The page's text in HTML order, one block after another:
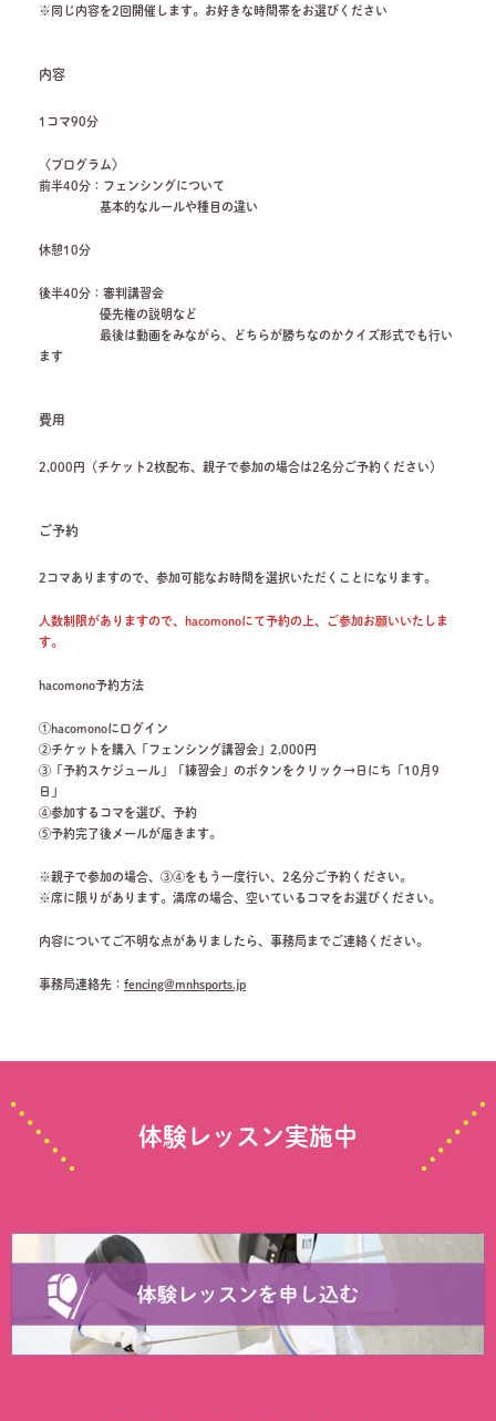
※同じ内容を2回開催します。お好きな時間帯をお選びください
内容
1コマ90分
〈プログラム〉
前半40分：フェンシングについて
基本的なルールや種目の違い
休憩10分
後半40分：審判講習会
優先権の説明など
最後は動画をみながら、どちらが勝ちなのかクイズ形式でも行い
ます
費用
2,000円（チケット2枚配布、親子で参加の場合は2名分ご予約ください）
ご予約
2コマありますので、参加可能なお時間を選択いただくことになります。
人数制限がありますので、hacomonoにて予約の上、ご参加お願いいたしま
す。
hacomono予約方法
①hacomonoにログイン
②チケットを購入「フェンシング講習会」2,000円
③「予約スケジュール」「練習会」のボタンをクリック→日にち「10月9
日」
④参加するコマを選び、予約
⑤予約完了後メールが届きます。
※親子で参加の場合、③④をもう一度行い、2名分ご予約ください。
※席に限りがあります。満席の場合、空いているコマをお選びください。
内容についてご不明な点がありましたら、事務局までご連絡ください。
事務局連絡先： fencing@mnhsports.jp
体験レッスン実施中